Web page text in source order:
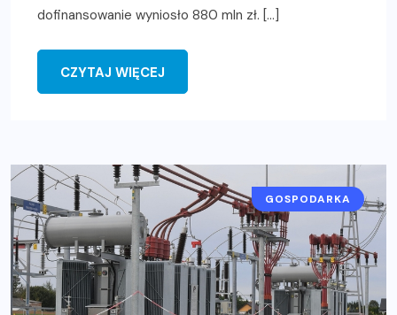
dofinansowanie wyniosło 880 mln zł. […]
CZYTAJ WIĘCEJ
GOSPODARKA